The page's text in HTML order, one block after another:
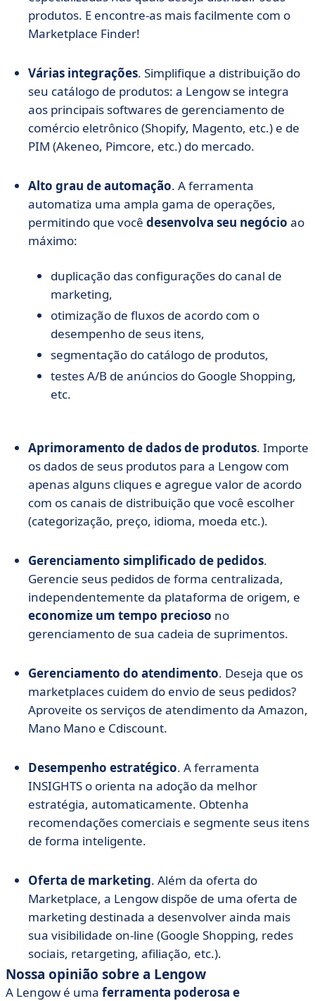
produtos. E encontre-as mais facilmente com o
Marketplace Finder!
Várias integrações. Simplifique a distribuição do
seu catálogo de produtos: a Lengow se integra
aos principais softwares de gerenciamento de
comércio eletrônico (Shopify, Magento, etc.) e de
PIM (Akeneo, Pimcore, etc.) do mercado.
Alto grau de automação. A ferramenta
automatiza uma ampla gama de operações,
permitindo que você desenvolva seu negócio ao
máximo:
duplicação das configurações do canal de
marketing,
otimização de fluxos de acordo com o
desempenho de seus itens,
segmentação do catálogo de produtos,
testes A/B de anúncios do Google Shopping,
etc.
Aprimoramento de dados de produtos. Importe
os dados de seus produtos para a Lengow com
apenas alguns cliques e agregue valor de acordo
com os canais de distribuição que você escolher
(categorização, preço, idioma, moeda etc.).
Gerenciamento simplificado de pedidos.
Gerencie seus pedidos de forma centralizada,
independentemente da plataforma de origem, e
economize um tempo precioso no
gerenciamento de sua cadeia de suprimentos.
Gerenciamento do atendimento. Deseja que os
marketplaces cuidem do envio de seus pedidos?
Aproveite os serviços de atendimento da Amazon,
Mano Mano e Cdiscount.
Desempenho estratégico. A ferramenta
INSIGHTS o orienta na adoção da melhor
estratégia, automaticamente. Obtenha
recomendações comerciais e segmente seus itens
de forma inteligente.
Oferta de marketing. Além da oferta do
Marketplace, a Lengow dispõe de uma oferta de
marketing destinada a desenvolver ainda mais
sua visibilidade on-line (Google Shopping, redes
sociais, retargeting, afiliação, etc.).
Nossa opinião sobre a Lengow
A Lengow é uma ferramenta poderosa e